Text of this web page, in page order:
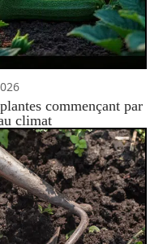
commençant par
climat